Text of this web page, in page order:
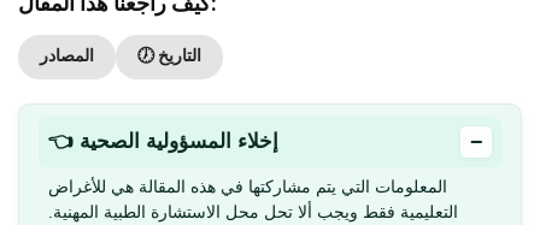
المصادر 🕖 التاريخ
👈 إخلاء المسؤولية الصحية −
المعلومات التي يتم مشاركتها في هذه المقالة هي للأغراض
التعليمية فقط ويجب ألا تحل محل الاستشارة الطبية المهنية.